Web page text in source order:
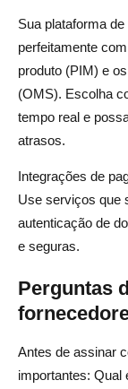
Sua plataforma
perfeitamente
produto (PIM) e
(OMS). Escolha
tempo real e
atrasos.
Integrações de
Use serviços que
autenticação de
e seguras.
Perguntas
Antes de assinar
importantes: Qual